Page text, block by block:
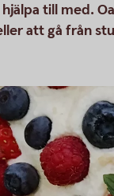
till med.
att gå från